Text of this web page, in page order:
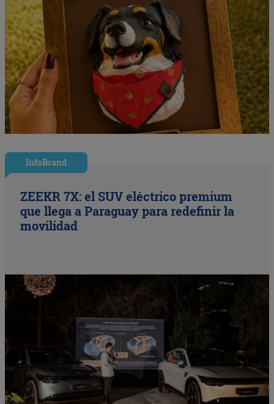
InfoBrand
ZEEKR 7X: el SUV eléctrico premium
que llega a Paraguay para redefinir la
movilidad